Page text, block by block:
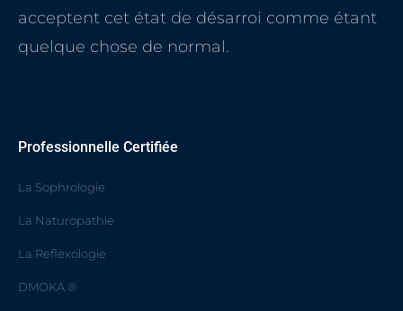
acceptent cet état de désarroi comme étant
quelque chose de normal.
Professionnelle Certifiée
La Sophrologie
La Naturopathie
La Reflexologie
DMOKA ®